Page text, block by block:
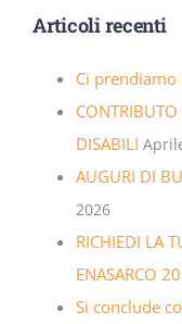
Articoli recenti
Ci prendiamo
CONTRIBUTO
DISABILI
AUGURI DI
2026
RICHIEDI LA
ENASARCO
Si conclude